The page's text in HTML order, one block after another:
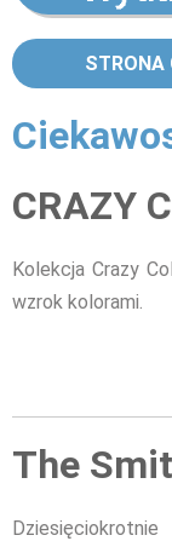
STRONA
CRAZY
Kolekcja Crazy
wzrok kolorami.
The